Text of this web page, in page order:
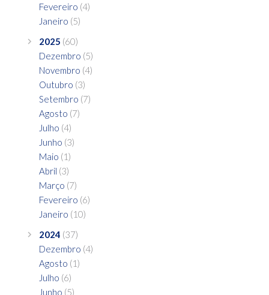
Fevereiro (4)
Janeiro (5)
2025 (60)
Dezembro (5)
Novembro (4)
Outubro (3)
Setembro (7)
Agosto (7)
Julho (4)
Junho (3)
Maio (1)
Abril (3)
Março (7)
Fevereiro (6)
Janeiro (10)
2024 (37)
Dezembro (4)
Agosto (1)
Julho (6)
Junho (5)